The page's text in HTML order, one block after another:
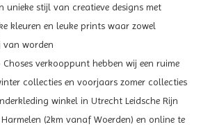
unieke stijl van creatieve designs met
kleuren en leuke prints waar zowel
van worden
verkooppunt hebben wij een ruime
collecties en voorjaars zomer collecties
winkel in Utrecht Leidsche Rijn
(2km vanaf Woerden) en online te